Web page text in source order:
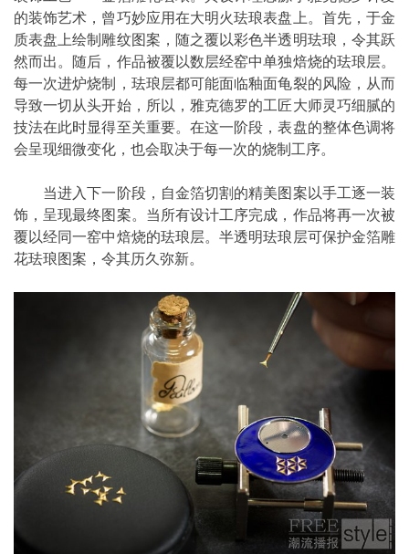
的装饰艺术，曾巧妙应用在大明火珐琅表盘上。首先，于金
质表盘上绘制雕纹图案，随之覆以彩色半透明珐琅，令其跃
然而出。随后，作品被覆以数层经窑中单独焙烧的珐琅层。
每一次进炉烧制，珐琅层都可能面临釉面龟裂的风险，从而
导致一切从头开始，所以，雅克德罗的工匠大师灵巧细腻的
技法在此时显得至关重要。在这一阶段，表盘的整体色调将
会呈现细微变化，也会取决于每一次的烧制工序。
当进入下一阶段，自金箔切割的精美图案以手工逐一装
饰，呈现最终图案。当所有设计工序完成，作品将再一次被
覆以经同一窑中焙烧的珐琅层。半透明珐琅层可保护金箔雕
花珐琅图案，令其历久弥新。